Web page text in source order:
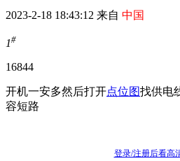
2023-2-18 18:43:12 来自 中国
1#
16844
开机一安多然后打开点位图找供电
容短路
登录/注册后看高